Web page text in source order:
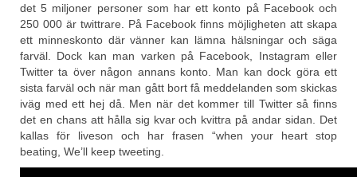
det 5 miljoner personer som har ett konto på Facebook och
250 000 är twittrare. På Facebook finns möjligheten att skapa
ett minneskonto där vänner kan lämna hälsningar och säga
farväl. Dock kan man varken på Facebook, Instagram eller
Twitter ta över någon annans konto. Man kan dock göra ett
sista farväl och när man gått bort få meddelanden som skickas
iväg med ett hej då. Men när det kommer till Twitter så finns
det en chans att hålla sig kvar och kvittra på andar sidan. Det
kallas för liveson och har frasen “when your heart stop
beating, We’ll keep tweeting.